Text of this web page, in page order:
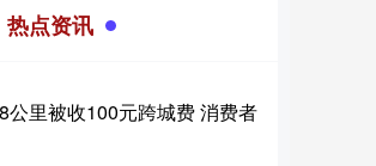
热点资讯
公里被收100元跨城费 消费者